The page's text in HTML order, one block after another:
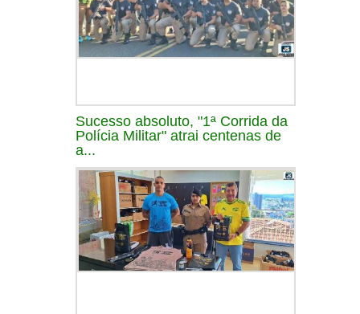
Sucesso absoluto, "1ª Corrida da
Polícia Militar" atrai centenas de
a...